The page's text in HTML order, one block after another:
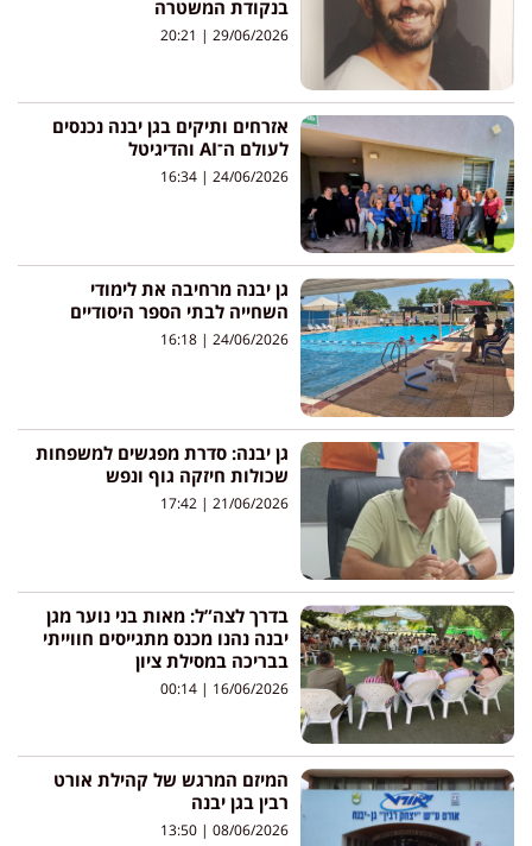
בנקודת המשטרה
29/06/2026
אזרחים ותיקים בגן יבנה נכנסים
לעולם ה־AI והדיגיטל
24/06/2026
גן יבנה מרחיבה את לימודי
השחייה לבתי הספר היסודיים
24/06/2026
גן יבנה: סדרת מפגשים למשפחות
שכולות חיזקה גוף ונפש
21/06/2026
בדרך לצה”ל: מאות בני נוער מגן
יבנה נהנו מכנס מתגייסים חווייתי
בבריכה במסילת ציון
16/06/2026
המיזם המרגש של קהילת אורט
רבין בגן יבנה
08/06/2026